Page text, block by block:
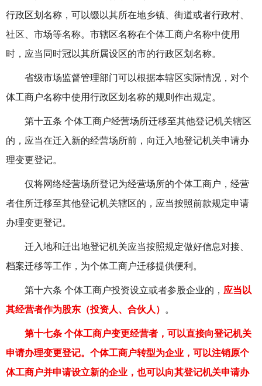
行政区划名称，可以缀以其所在地乡镇、街道或者行政村、
社区、市场等名称。市辖区名称在个体工商户名称中使用
时，应当同时冠以其所属设区的市的行政区划名称。
省级市场监督管理部门可以根据本辖区实际情况，对个
体工商户名称中使用行政区划名称的规则作出规定。
第十五条 个体工商户经营场所迁移至其他登记机关辖区
的，应当在迁入新的经营场所前，向迁入地登记机关申请办
理变更登记。
仅将网络经营场所登记为经营场所的个体工商户，经营
者住所迁移至其他登记机关辖区的，应当按照前款规定申请
办理变更登记。
迁入地和迁出地登记机关应当按照规定做好信息对接、
档案迁移等工作，为个体工商户迁移提供便利。
第十六条 个体工商户投资设立或者参股企业的， 应当以
其经营者作为股东（投资人、合伙人）
。
第十七条 个体工商户变更经营者，可以直接向登记机关
申请办理变更登记。个体工商户转型为企业 ，可以注销原个
体工商户并申请设立新的企业，也可以向其登记机关申请办